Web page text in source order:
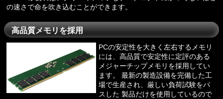
の速さで命を吹き込むことができます。
高品質メモリを採用
PCの安定性を大きく左右するメモリ
には、高品質で安定性に定評のある
メジャーチップメモリを採用してい
ます。 最新の製造設備を完備した工
場で生産され、厳しい負荷試験をパ
スした 製品だけを使用しているので